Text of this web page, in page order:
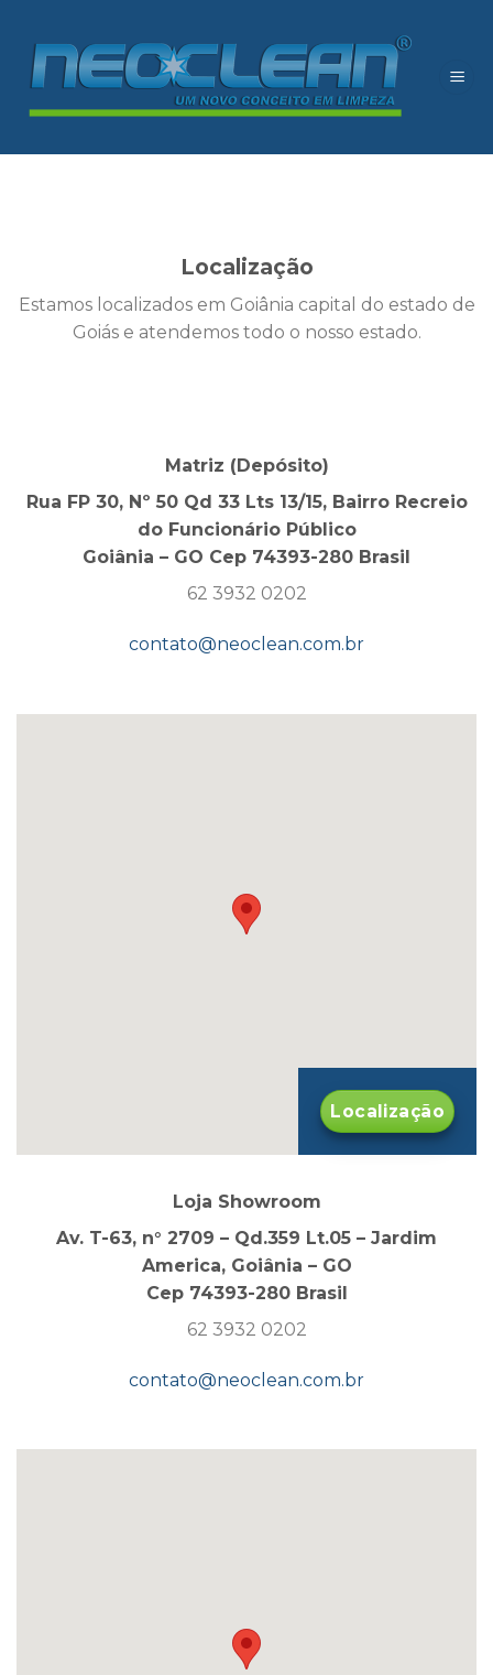
content
Localização
Estamos localizados em Goiânia capital do estado de
Goiás e atendemos todo o nosso estado.
Matriz (Depósito)
Rua FP 30, Nº 50 Qd 33 Lts 13/15, Bairro Recreio
do Funcionário Público
Goiânia – GO Cep 74393-280 Brasil
62 3932 0202
contato@neoclean.com.br
Localização
Loja Showroom
Av. T-63, n° 2709 – Qd.359 Lt.05 – Jardim
America, Goiânia – GO
Cep 74393-280 Brasil
62 3932 0202
contato@neoclean.com.br